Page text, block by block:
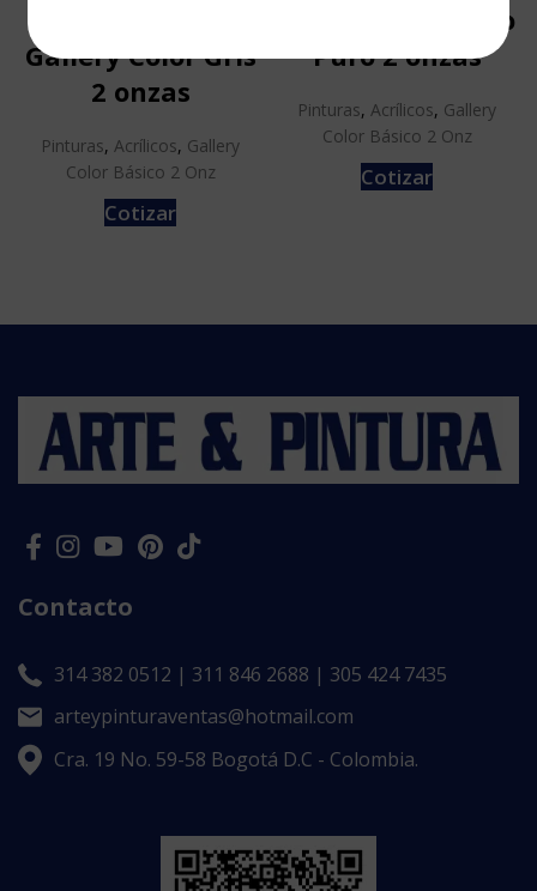
Gallery Color Gris
2 onzas
Pinturas, Acrílicos, Gallery
Color Básico 2 Onz
Cotizar
Gallery Color Rojo
Puro 2 onzas
Pinturas, Acrílicos, Gallery
Color Básico 2 Onz
Cotizar
Contacto
314 382 0512 | 311 846 2688 | 305 424 7435
arteypinturaventas@hotmail.com
Cra. 19 No. 59-58 Bogotá D.C - Colombia.